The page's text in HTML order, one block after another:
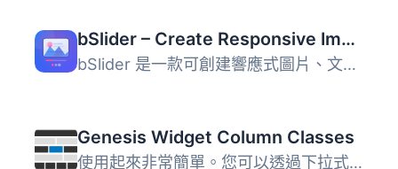
bSlider – Create Responsive Image, Post, Product, and Video Sliders
bSlider 是一款可創建響應式圖片、文章、WooCommerce 產品及...
Genesis Widget Column Classes
使用起來非常簡單。您可以透過下拉式選單為小工具新增欄位類...